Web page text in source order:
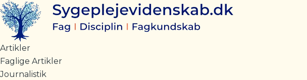
Gå
til
indholdet
Artikler
Faglige Artikler
Journalistik
Artikel:
Uddannelsesreformen
som
afsæt
for
gentænke
undervisning